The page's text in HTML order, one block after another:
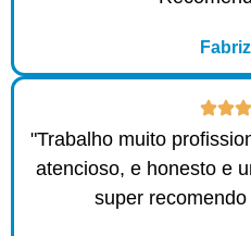
"Trabalho muito
atencioso, e honesto e
super